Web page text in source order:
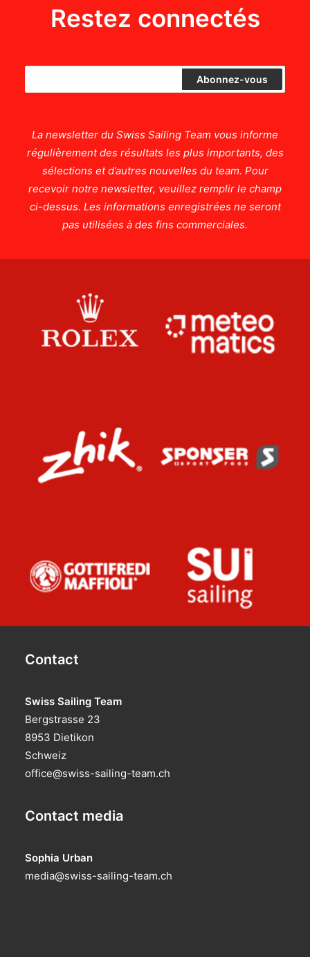
Restez connectés
La newsletter du Swiss Sailing Team vous informe
régulièrement des résultats les plus importants, des
sélections et d’autres nouvelles du team. Pour
recevoir notre newsletter, veuillez remplir le champ
ci-dessus. Les informations enregistrées ne seront
pas utilisées à des fins commerciales.
Contact
Swiss Sailing Team
Bergstrasse 23
8953 Dietikon
Schweiz
office@swiss-sailing-team.ch
Contact media
Sophia Urban
media@swiss-sailing-team.ch